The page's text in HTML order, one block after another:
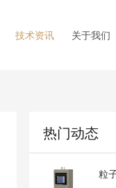
技术资讯 关于我们
热门动态
粒